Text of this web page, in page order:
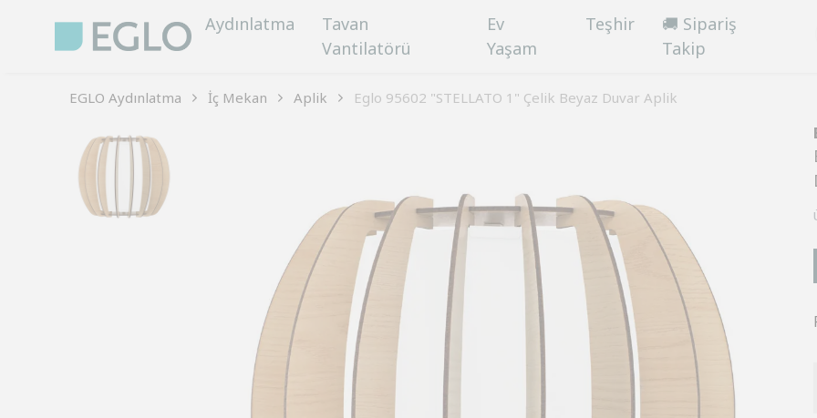
Aydınlatma
Tavan
Vantilatörü
Ev
Yaşam
Teşhir
🚚 Sipariş
Takip
EGLO Aydınlatma İç Mekan Aplik Eglo 95602 "STELLATO 1" Çelik Beyaz Duvar Aplik